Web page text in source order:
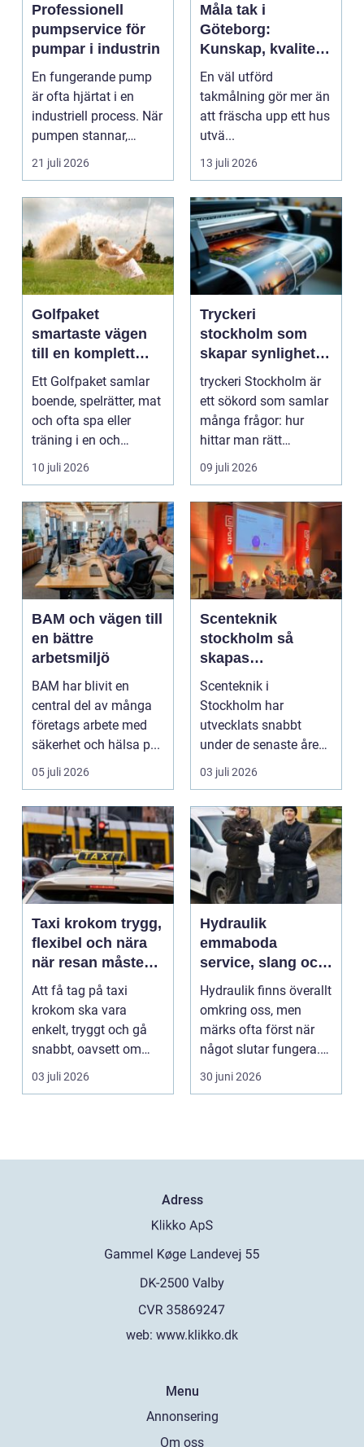
Professionell
pumpservice för
pumpar i industrin
En fungerande pump
är ofta hjärtat i en
industriell process. När
pumpen stannar,
stan...
21 juli 2026
Måla tak i
Göteborg:
Kunskap, kvalitet
och långsiktigt
skydd vid
takmålning i
Göteborg
En väl utförd
takmålning gör mer än
att fräscha upp ett hus
utvä...
13 juli 2026
Golfpaket
smartaste vägen
till en komplett
golfupplevelse
Ett Golfpaket samlar
boende, spelrätter, mat
och ofta spa eller
träning i en och
samma bokning. För ...
10 juli 2026
Tryckeri
stockholm som
skapar synlighet
och förtroende
tryckeri Stockholm är
ett sökord som samlar
många frågor: hur
hittar man rätt
leverantör, vad skilje...
09 juli 2026
BAM och vägen till
en bättre
arbetsmiljö
BAM har blivit en
central del av många
företags arbete med
säkerhet och hälsa p...
05 juli 2026
Scenteknik
stockholm så
skapas
minnesvärda
upplevelser på
scen
Scenteknik i
Stockholm har
utvecklats snabbt
under de senaste åren.
Publiken förväntar sig i
dag mer...
03 juli 2026
Taxi krokom trygg,
flexibel och nära
när resan måste
fungera
Att få tag på taxi
krokom ska vara
enkelt, tryggt och gå
snabbt, oavsett om
resan gäller jobbet,
bar...
03 juli 2026
Hydraulik
emmaboda
service, slang och
smarta lösningar
nära till hands
Hydraulik finns överallt
omkring oss, men
märks ofta först när
något slutar fungera.
Maskiner stanna...
30 juni 2026
Adress
web: www.klikko.dk
Menu
Annonsering
Om oss